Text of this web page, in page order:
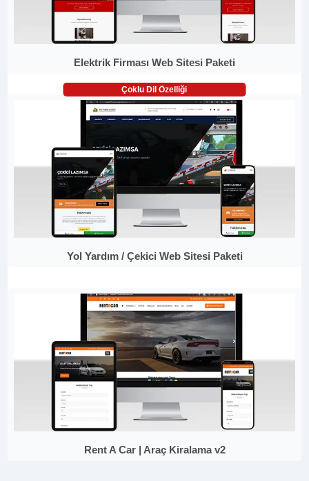
Elektrik Firması Web Sitesi Paketi
Çoklu Dil Özelliği
Yol Yardım / Çekici Web Sitesi Paketi
Rent A Car | Araç Kiralama v2